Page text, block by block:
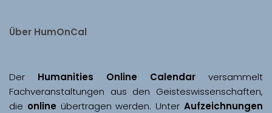
Über HumOnCal
Der Humanities Online Calendar versammelt
Fachveranstaltungen aus den Geisteswissenschaften,
die online übertragen werden. Unter Aufzeichnungen